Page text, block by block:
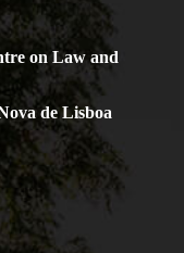
on Law and
de Lisboa